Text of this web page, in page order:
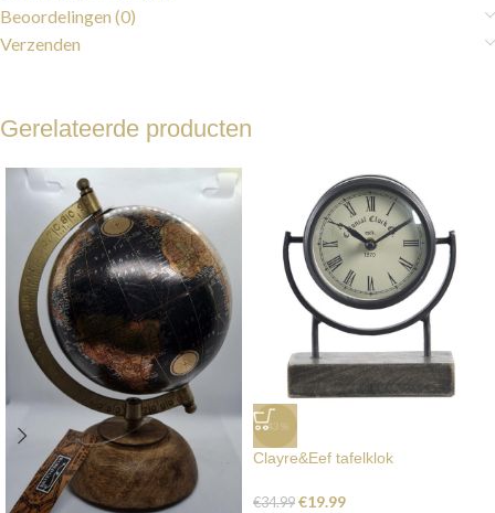
Beoordelingen (0)
Verzenden
Gerelateerde producten
-43%
Clayre&Eef tafelklok
€34.99 €19.99